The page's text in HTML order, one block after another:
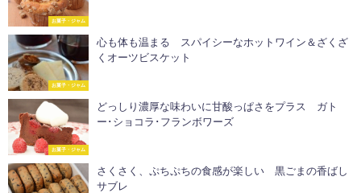
お菓子・ジャム
お菓子・ジャム
心も体も温まる スパイシーなホットワイン＆ざくざ
くオーツビスケット
お菓子・ジャム
どっしり濃厚な味わいに甘酸っぱさをプラス ガト
ー･ショコラ･フランボワーズ
さくさく、ぷちぷちの食感が楽しい 黒ごまの香ばし
サブレ